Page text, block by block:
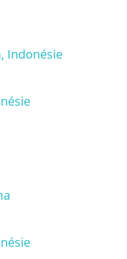
Indonésie